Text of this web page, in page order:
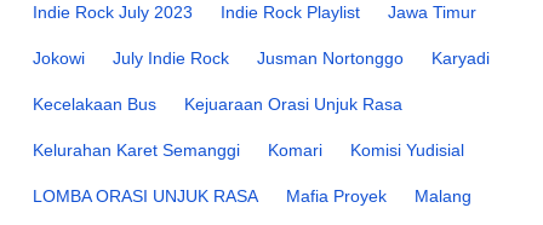
Indie Rock July 2023 Indie Rock Playlist Jawa Timur
Jokowi July Indie Rock Jusman Nortonggo Karyadi
Kecelakaan Bus Kejuaraan Orasi Unjuk Rasa
Kelurahan Karet Semanggi Komari Komisi Yudisial
LOMBA ORASI UNJUK RASA Mafia Proyek Malang